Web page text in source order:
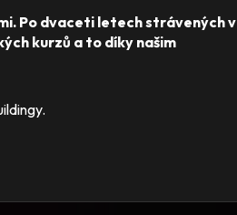
Po dvaceti letech strávených v
kurzů a to díky našim